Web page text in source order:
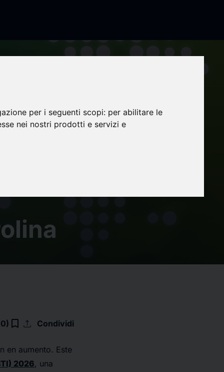
per i seguenti scopi: per abilitare le
nei nostri prodotti e servizi e
bookmark_border upload Condividi
en aumento. Este
2026, una